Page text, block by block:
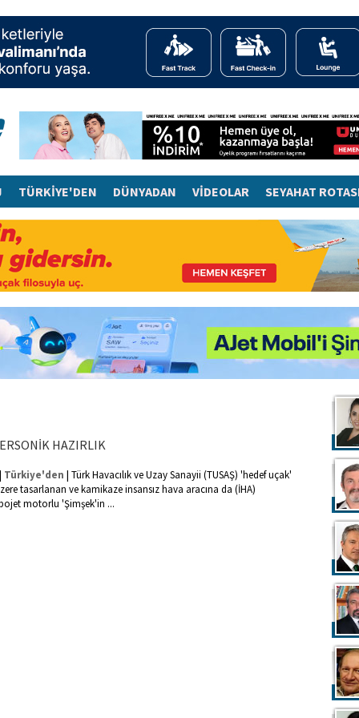
TÜRKİYE'DEN DÜNYADAN VİDEOLAR SEYAHAT
HAZIRLIK
Türkiye'den | Türk Havacılık ve Uzay Sanayii (TUSAŞ) 'hedef uçak'
tasarlanan ve kamikaze insansız hava aracına da (İHA)
motorlu 'Şimşek'in ...